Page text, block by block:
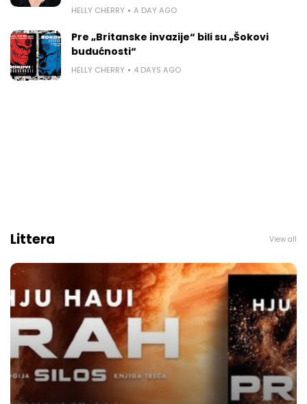
HELLY CHERRY A DAY AGO
Pre „Britanske invazije“ bili su „Šokovi
budućnosti“
HELLY CHERRY 4 DAYS AGO
Littera View all